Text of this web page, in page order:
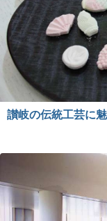
讃岐の伝統工芸に